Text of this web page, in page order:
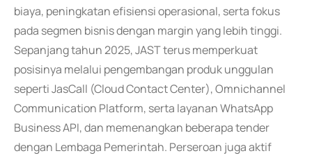
biaya, peningkatan efisiensi operasional, serta fokus
pada segmen bisnis dengan margin yang lebih tinggi.
Sepanjang tahun 2025, JAST terus memperkuat
posisinya melalui pengembangan produk unggulan
seperti JasCall (Cloud Contact Center), Omnichannel
Communication Platform, serta layanan WhatsApp
Business API, dan memenangkan beberapa tender
dengan Lembaga Pemerintah. Perseroan juga aktif